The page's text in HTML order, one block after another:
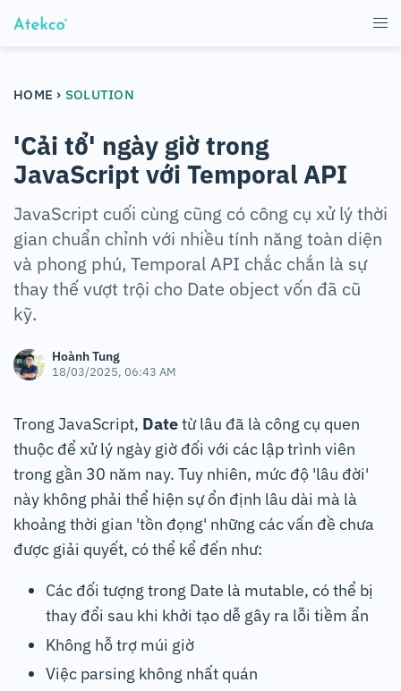
HOME › SOLUTION
'Cải tổ' ngày giờ trong
JavaScript với Temporal API
JavaScript cuối cùng cũng có công cụ xử lý thời
gian chuẩn chỉnh với nhiều tính năng toàn diện
và phong phú, Temporal API chắc chắn là sự
thay thế vượt trội cho Date object vốn đã cũ
kỹ.
Hoành Tung
18/03/2025, 06:43 AM
Trong JavaScript, Datetừ lâu đã là công cụ quen
thuộc để xử lý ngày giờ đối với các lập trình viên
trong gần 30 năm nay. Tuy nhiên, mức độ 'lâu đời'
này không phải thể hiện sự ổn định lâu dài mà là
khoảng thời gian 'tồn đọng' những các vấn đề chưa
được giải quyết, có thể kể đến như:
Các đối tượng trong Date là mutable, có thể bị
thay đổi sau khi khởi tạo dễ gây ra lỗi tiềm ẩn
Không hỗ trợ múi giờ
Việc parsing không nhất quán